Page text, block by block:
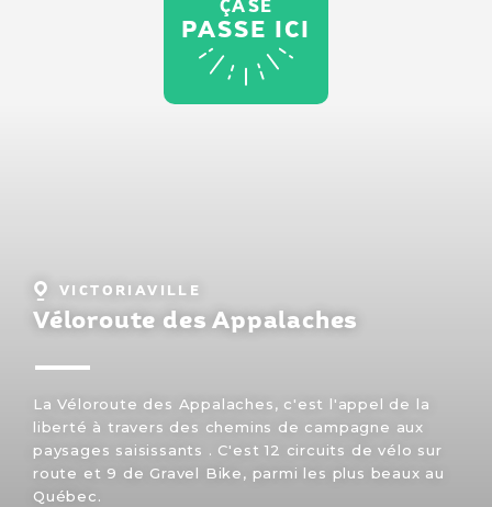
ÇA SE
PASSE ICI
Localité
:
VICTORIAVILLE
Véloroute des Appalaches
La Véloroute des Appalaches, c'est l'appel de la
liberté à travers des chemins de campagne aux
paysages saisissants . C'est 12 circuits de vélo sur
route et 9 de Gravel Bike, parmi les plus beaux au
Québec.